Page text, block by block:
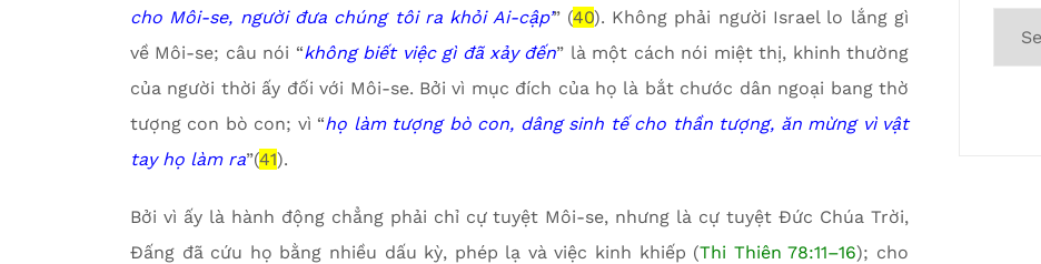
cho Môi-se, người đưa chúng tôi ra khỏi Ai-cập’” (40). Không phải người Israel lo lắng gì
về Môi-se; câu nói “không biết việc gì đã xảy đến” là một cách nói miệt thị, khinh thường
của người thời ấy đối với Môi-se. Bởi vì mục đích của họ là bắt chước dân ngoại bang thờ
tượng con bò con; vì “họ làm tượng bò con, dâng sinh tế cho thần tượng, ăn mừng vì vật
tay họ làm ra”(41).
Bởi vì ấy là hành động chẳng phải chỉ cự tuyệt Môi-se, nhưng là cự tuyệt Đức Chúa Trời,
Đấng đã cứu họ bằng nhiều dấu kỳ, phép lạ và việc kinh khiếp (Thi Thiên 78:11–16); cho